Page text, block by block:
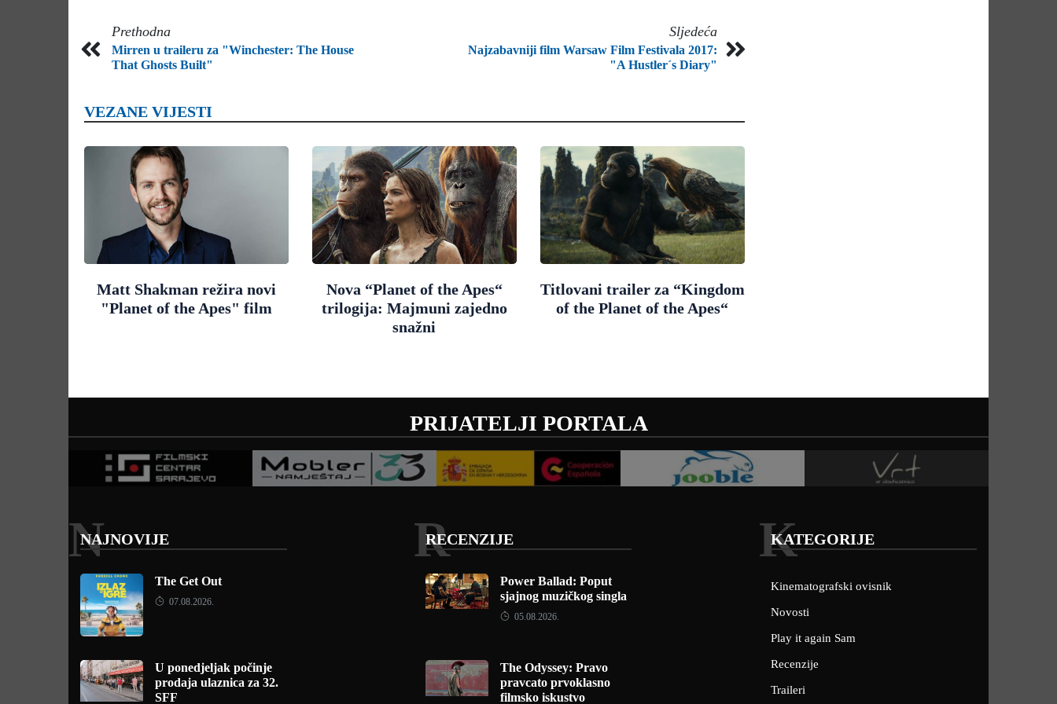
Prethodna
Mirren u traileru za "Winchester: The House
That Ghosts Built"
Sljedeća
Najzabavniji film Warsaw Film Festivala 2017:
"A Hustler´s Diary"
VEZANE VIJESTI
Matt Shakman režira novi
"Planet of the Apes" film
Nova “Planet of the Apes“
trilogija: Majmuni zajedno
snažni
Titlovani trailer za “Kingdom
of the Planet of the Apes“
PRIJATELJI PORTALA
NAJNOVIJE
N
The Get Out
07.08.2026.
U ponedjeljak počinje
prodaja ulaznica za 32.
SFF
RECENZIJE
R
Power Ballad: Poput
sjajnog muzičkog singla
05.08.2026.
The Odyssey: Pravo
pravcato prvoklasno
filmsko iskustvo
KATEGORIJE
K
Kinematografski ovisnik
Novosti
Play it again Sam
Recenzije
Traileri